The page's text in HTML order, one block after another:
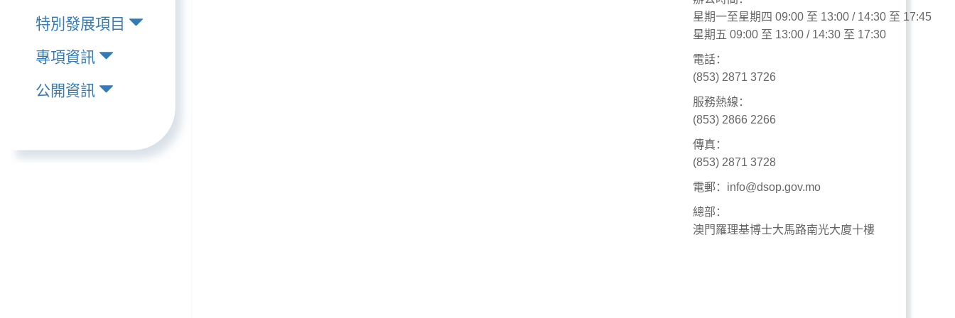
特別發展項目
專項資訊
公開資訊
星期一至星期四 09:00 至 13:00 / 14:30 至 17:45
星期五 09:00 至 13:00 / 14:30 至 17:30
電話：
(853) 2871 3726
服務熱線：
(853) 2866 2266
傳真：
(853) 2871 3728
電郵：info@dsop.gov.mo
總部：
澳門羅理基博士大馬路南光大廈十樓